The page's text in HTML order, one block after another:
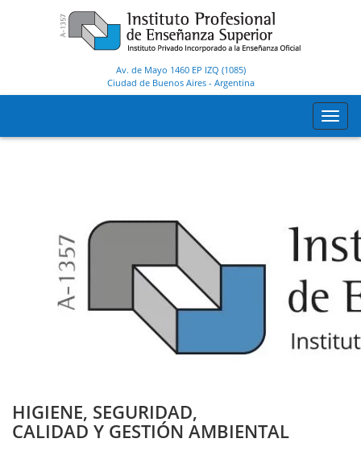
Av. de Mayo 1460 EP IZQ (1085)
Ciudad de Buenos Aires- Argentina
HIGIENE, SEGURIDAD,
CALIDAD Y GESTIÓN AMBIENTAL